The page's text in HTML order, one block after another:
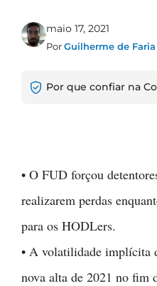
maio 17, 2021
PorGuilherme de Faria
Por que confiar na
• O FUD forçou
realizarem perdas
para os HODLers.
• A volatilidade implícita
nova alta de 2021 no fim